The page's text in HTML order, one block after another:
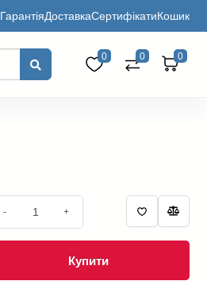
ГарантіяДоставкаСертифікатиКошик
0 0 0
- +
Купити